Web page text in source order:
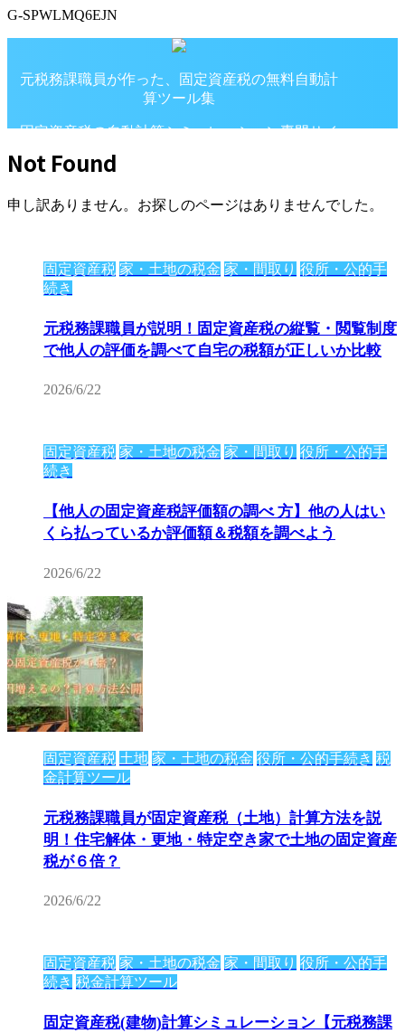
G-SPWLMQ6EJN
元税務課職員が作った、固定資産税の無料自動計
算ツール集
固定資産税の自動計算シミュレーション専門サイ
Not Found
申し訳ありません。お探しのページはありませんでした。
固定資産税 家・土地の税金 家・間取り 役所・公的手
続き
元税務課職員が説明！固定資産税の縦覧・閲覧制度
で他人の評価を調べて自宅の税額が正しいか比較
2026/6/22
固定資産税 家・土地の税金 家・間取り 役所・公的手
続き
【他人の固定資産税評価額の調べ 方】他の人はい
くら払っているか評価額＆税額を調べよう
2026/6/22
固定資産税 土地 家・土地の税金 役所・公的手続き 税
金計算ツール
元税務課職員が固定資産税（土地）計算方法を説
明！住宅解体・更地・特定空き家で土地の固定資産
税が６倍？
2026/6/22
固定資産税 家・土地の税金 家・間取り 役所・公的手
続き 税金計算ツール
固定資産税(建物)計算シミュレーション【元税務課